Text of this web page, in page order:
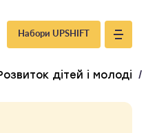
Набори UPSHIFT
дітей і молоді /